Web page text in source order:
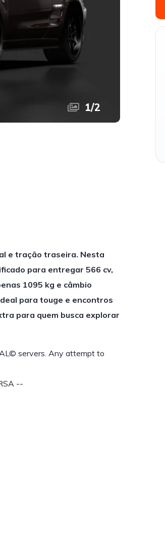
1/2
e tração traseira. Nesta
para entregar 566 cv,
1095 kg e câmbio
para touge e encontros
para quem busca explorar
servers. Any attempt to
--